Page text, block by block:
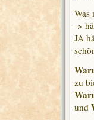
Was
->
JA
zu
und